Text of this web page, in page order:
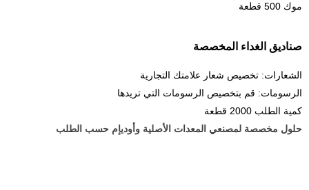
موك 500 قطعة
صناديق الغداء المخصصة
الشعارات: تخصيص شعار علامتك التجارية
الرسومات: قم بتخصيص الرسومات التي تريدها
كمية الطلب 2000 قطعة
حلول مخصصة لمصنعي المعدات الأصلية وأوديإم حسب الطلب